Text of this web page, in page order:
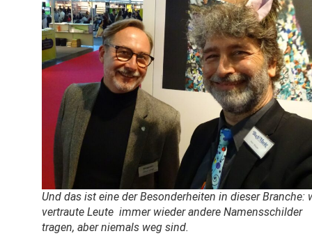
Und das ist eine der Besonderheiten in dieser Branche:
vertraute Leute immer wieder andere Namensschilder
tragen, aber niemals weg sind.